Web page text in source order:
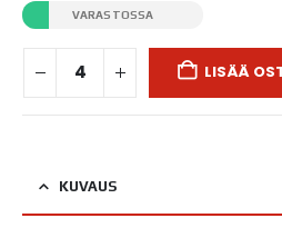
VARASTOSSA
LISÄÄ
KUVAUS